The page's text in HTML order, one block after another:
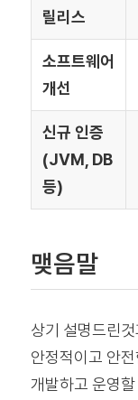
릴리스
소프트웨어
개선
신규 인증
(JVM, DB
등)
맺음말
상기 설명드린
안정적이고 안
개발하고 운영